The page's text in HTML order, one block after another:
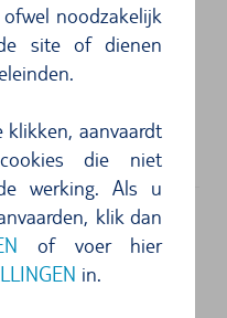
noodzakelijk
site of dienen
klikken, aanvaardt
die niet
werking. Als u
klik dan
of voer hier
in.